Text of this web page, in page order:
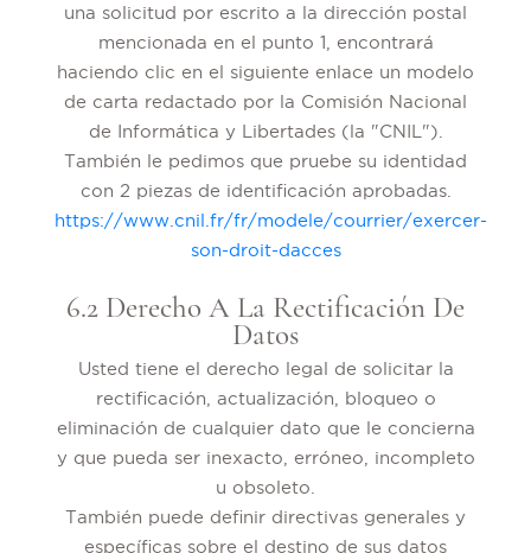
una solicitud por escrito a la dirección postal
mencionada en el punto 1, encontrará
haciendo clic en el siguiente enlace un modelo
de carta redactado por la Comisión Nacional
de Informática y Libertades (la "CNIL").
También le pedimos que pruebe su identidad
con 2 piezas de identificación aprobadas.
https://www.cnil.fr/fr/modele/courrier/exercer-
son-droit-dacces
6.2 Derecho A La Rectificación De
Datos
Usted tiene el derecho legal de solicitar la
rectificación, actualización, bloqueo o
eliminación de cualquier dato que le concierna
y que pueda ser inexacto, erróneo, incompleto
u obsoleto.
También puede definir directivas generales y
específicas sobre el destino de sus datos